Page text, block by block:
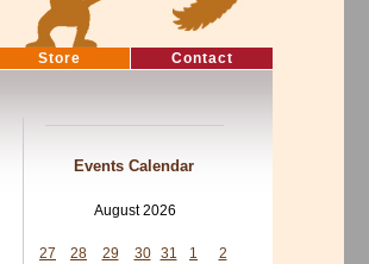
Store Contact
Events Calendar
August 2026
27
28 29 30 31 1
2